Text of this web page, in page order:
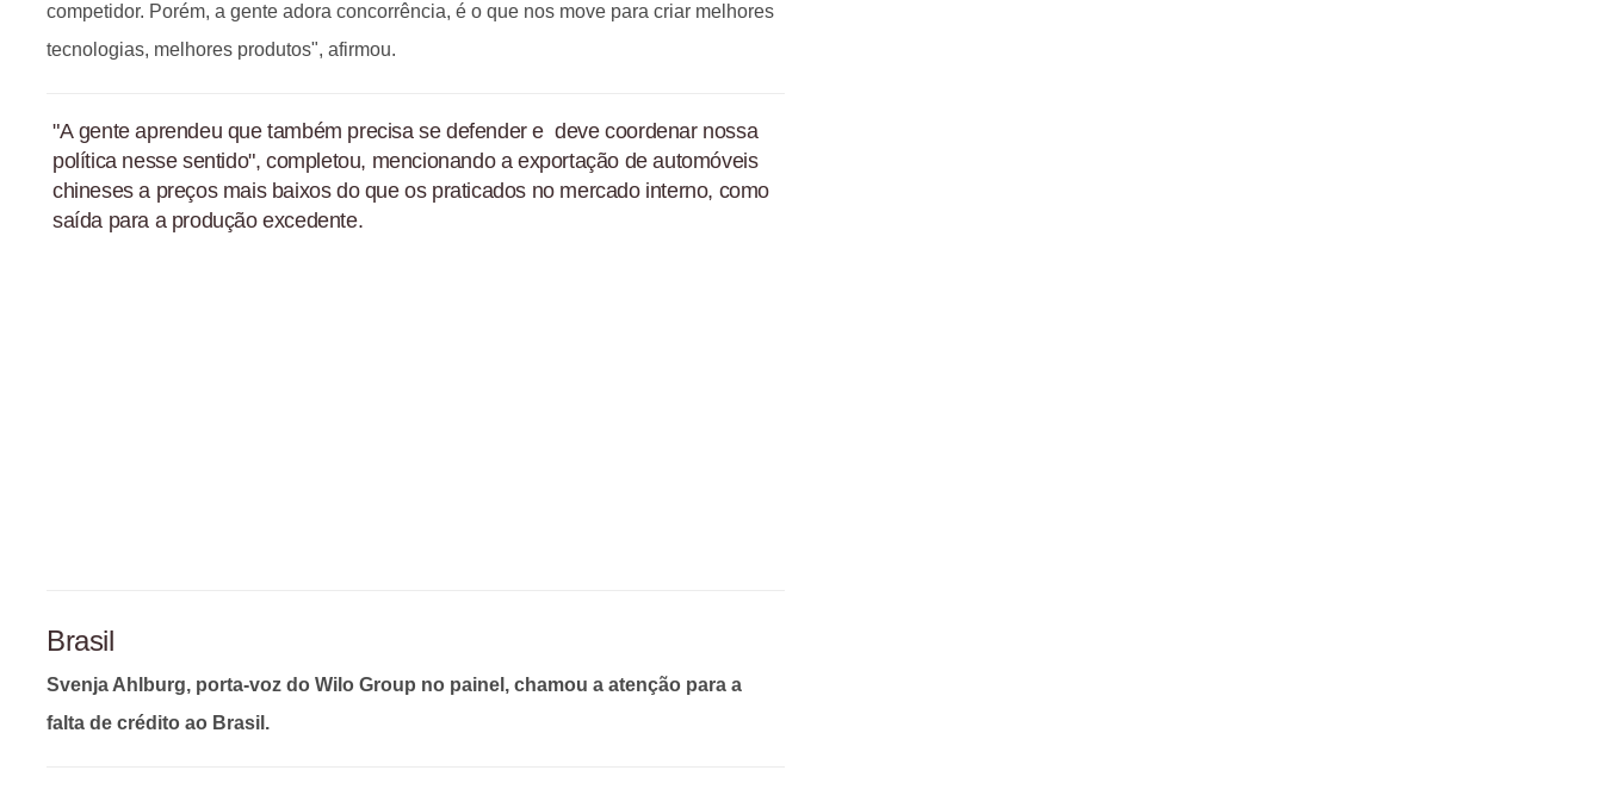
competidor. Porém, a gente adora concorrência, é o que nos move para criar melhores
tecnologias, melhores produtos", afirmou.
"A gente aprendeu que também precisa se defender e deve coordenar nossa
política nesse sentido", completou, mencionando a exportação de automóveis
chineses a preços mais baixos do que os praticados no mercado interno, como
saída para a produção excedente.
Brasil
Svenja Ahlburg, porta-voz do Wilo Group no painel, chamou a atenção para a
falta de crédito ao Brasil.